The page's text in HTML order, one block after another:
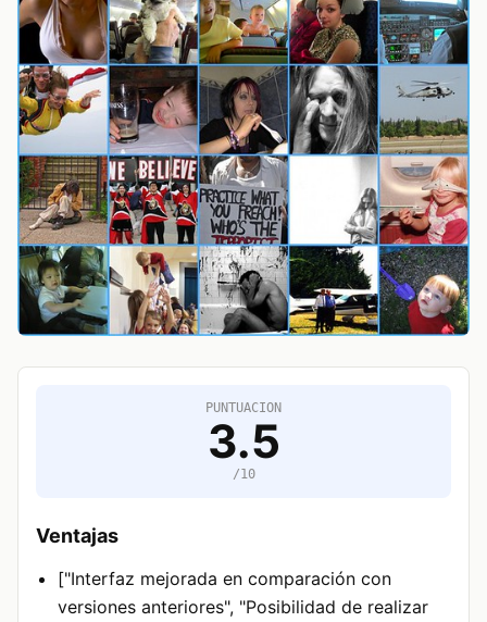
PUNTUACION
3.5
/10
Ventajas
["Interfaz mejorada en comparación con
versiones anteriores", "Posibilidad de realizar